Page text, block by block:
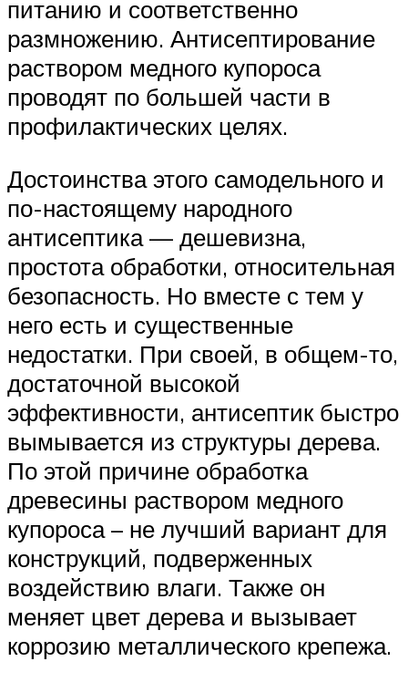
питанию и соответственно
размножению. Антисептирование
раствором медного купороса
проводят по большей части в
профилактических целях.
Достоинства этого самодельного и
по-настоящему народного
антисептика — дешевизна,
простота обработки, относительная
безопасность. Но вместе с тем у
него есть и существенные
недостатки. При своей, в общем-то,
достаточной высокой
эффективности, антисептик быстро
вымывается из структуры дерева.
По этой причине обработка
древесины раствором медного
купороса – не лучший вариант для
конструкций, подверженных
воздействию влаги. Также он
меняет цвет дерева и вызывает
коррозию металлического крепежа.